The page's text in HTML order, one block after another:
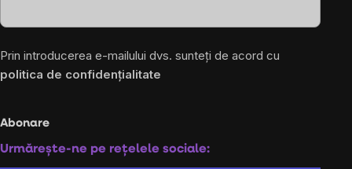
Prin introducerea e-mailului dvs. sunteți de acord cu
politica de confidențialitate
Abonare
Urmărește-ne pe rețelele sociale: